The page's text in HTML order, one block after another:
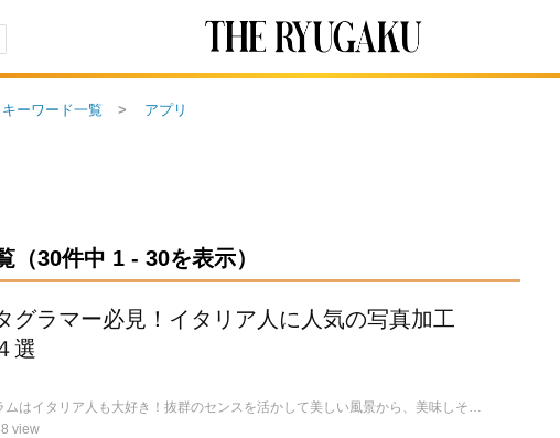
キーワード一覧 アプリ
（30件中 1 - 30を表示）
グラマー必見！イタリア人に人気の写真加工
選
インスタグラムはイタリア人も大好き！抜群のセンスを活かして美しい風景から、美味しそうな料理、とっておきの自撮り写真まで毎日ひっきりなしにフォトジェニックな投稿をアップしています。では、そんなイタリア人はどんなアプリを使って日々投稿しているのでしょうか？ここではイタリアのインスタグラマーに人気の写真加工アプリの数々をご紹介します。
view